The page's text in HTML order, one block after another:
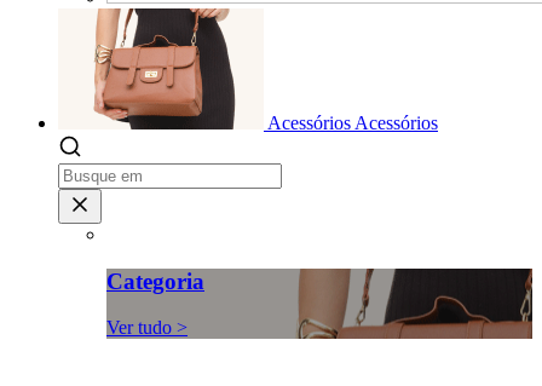
Acessórios Acessórios
Categoria
Ver tudo >